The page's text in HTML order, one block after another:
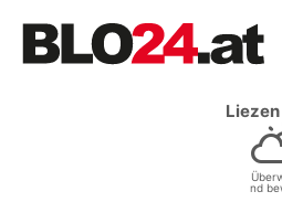
Liezen
nd